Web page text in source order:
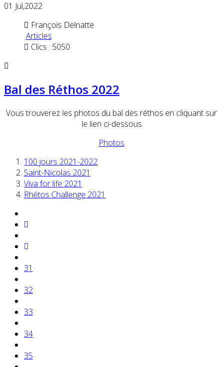
01 Jul,2022
François Delnatte
Articles
Clics : 5050
Bal des Réthos 2022
Vous trouverez les photos du bal des réthos en cliquant sur
le lien ci-dessous
Photos
100 jours 2021-2022
Saint-Nicolas 2021
Viva for life 2021
Rhétos Challenge 2021
31
32
33
34
35